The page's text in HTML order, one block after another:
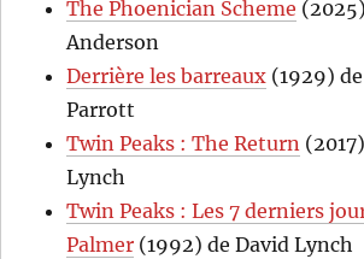
The Phoenician Scheme
Anderson
Derrière les barreaux (1929)
Parrott
Twin Peaks : The Return
Lynch
Twin Peaks : Les 7 derniers
Palmer (1992) de David Lynch